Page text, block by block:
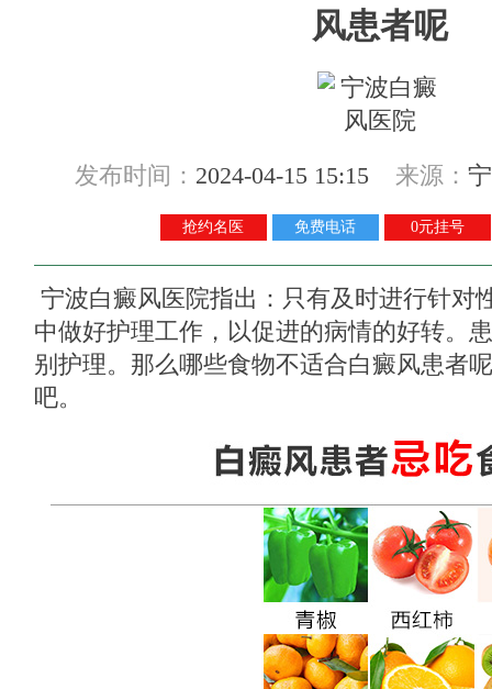
风患者呢
发布时间： 2024-04-15 15:15 来源：
抢约名医 免费电话 0元挂号
宁波白癜风医院指出：只有及时进行针对
中做好护理工作，以促进的病情的好转。
别护理。那么哪些食物不适合白癜风患者
吧。